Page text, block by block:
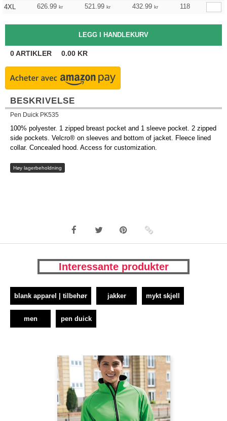
4XL
626.99 kr 521.99 kr 432.99 kr 118
0ARTIKLER 0.00 KR
BESKRIVELSE
Pen Duick PK535
100% polyester. 1 zipped breast pocket and 1 sleeve pocket. 2 zipped
side pockets. Velcro® on sleeves and bottom of jacket. Fleece lined
collar. Concealed hood. Access for customization.
Høy lagerbeholdning
Interessante produkter
blank apparel | tilbehør jakker mykt skjell
men pen duick